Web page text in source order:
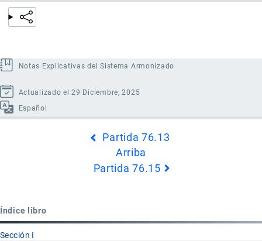
Notas Explicativas del Sistema Armonizado
Actualizado el 29 Diciembre, 2025
Español
Partida 76.13
Arriba
Partida 76.15
Índice libro
Sección I